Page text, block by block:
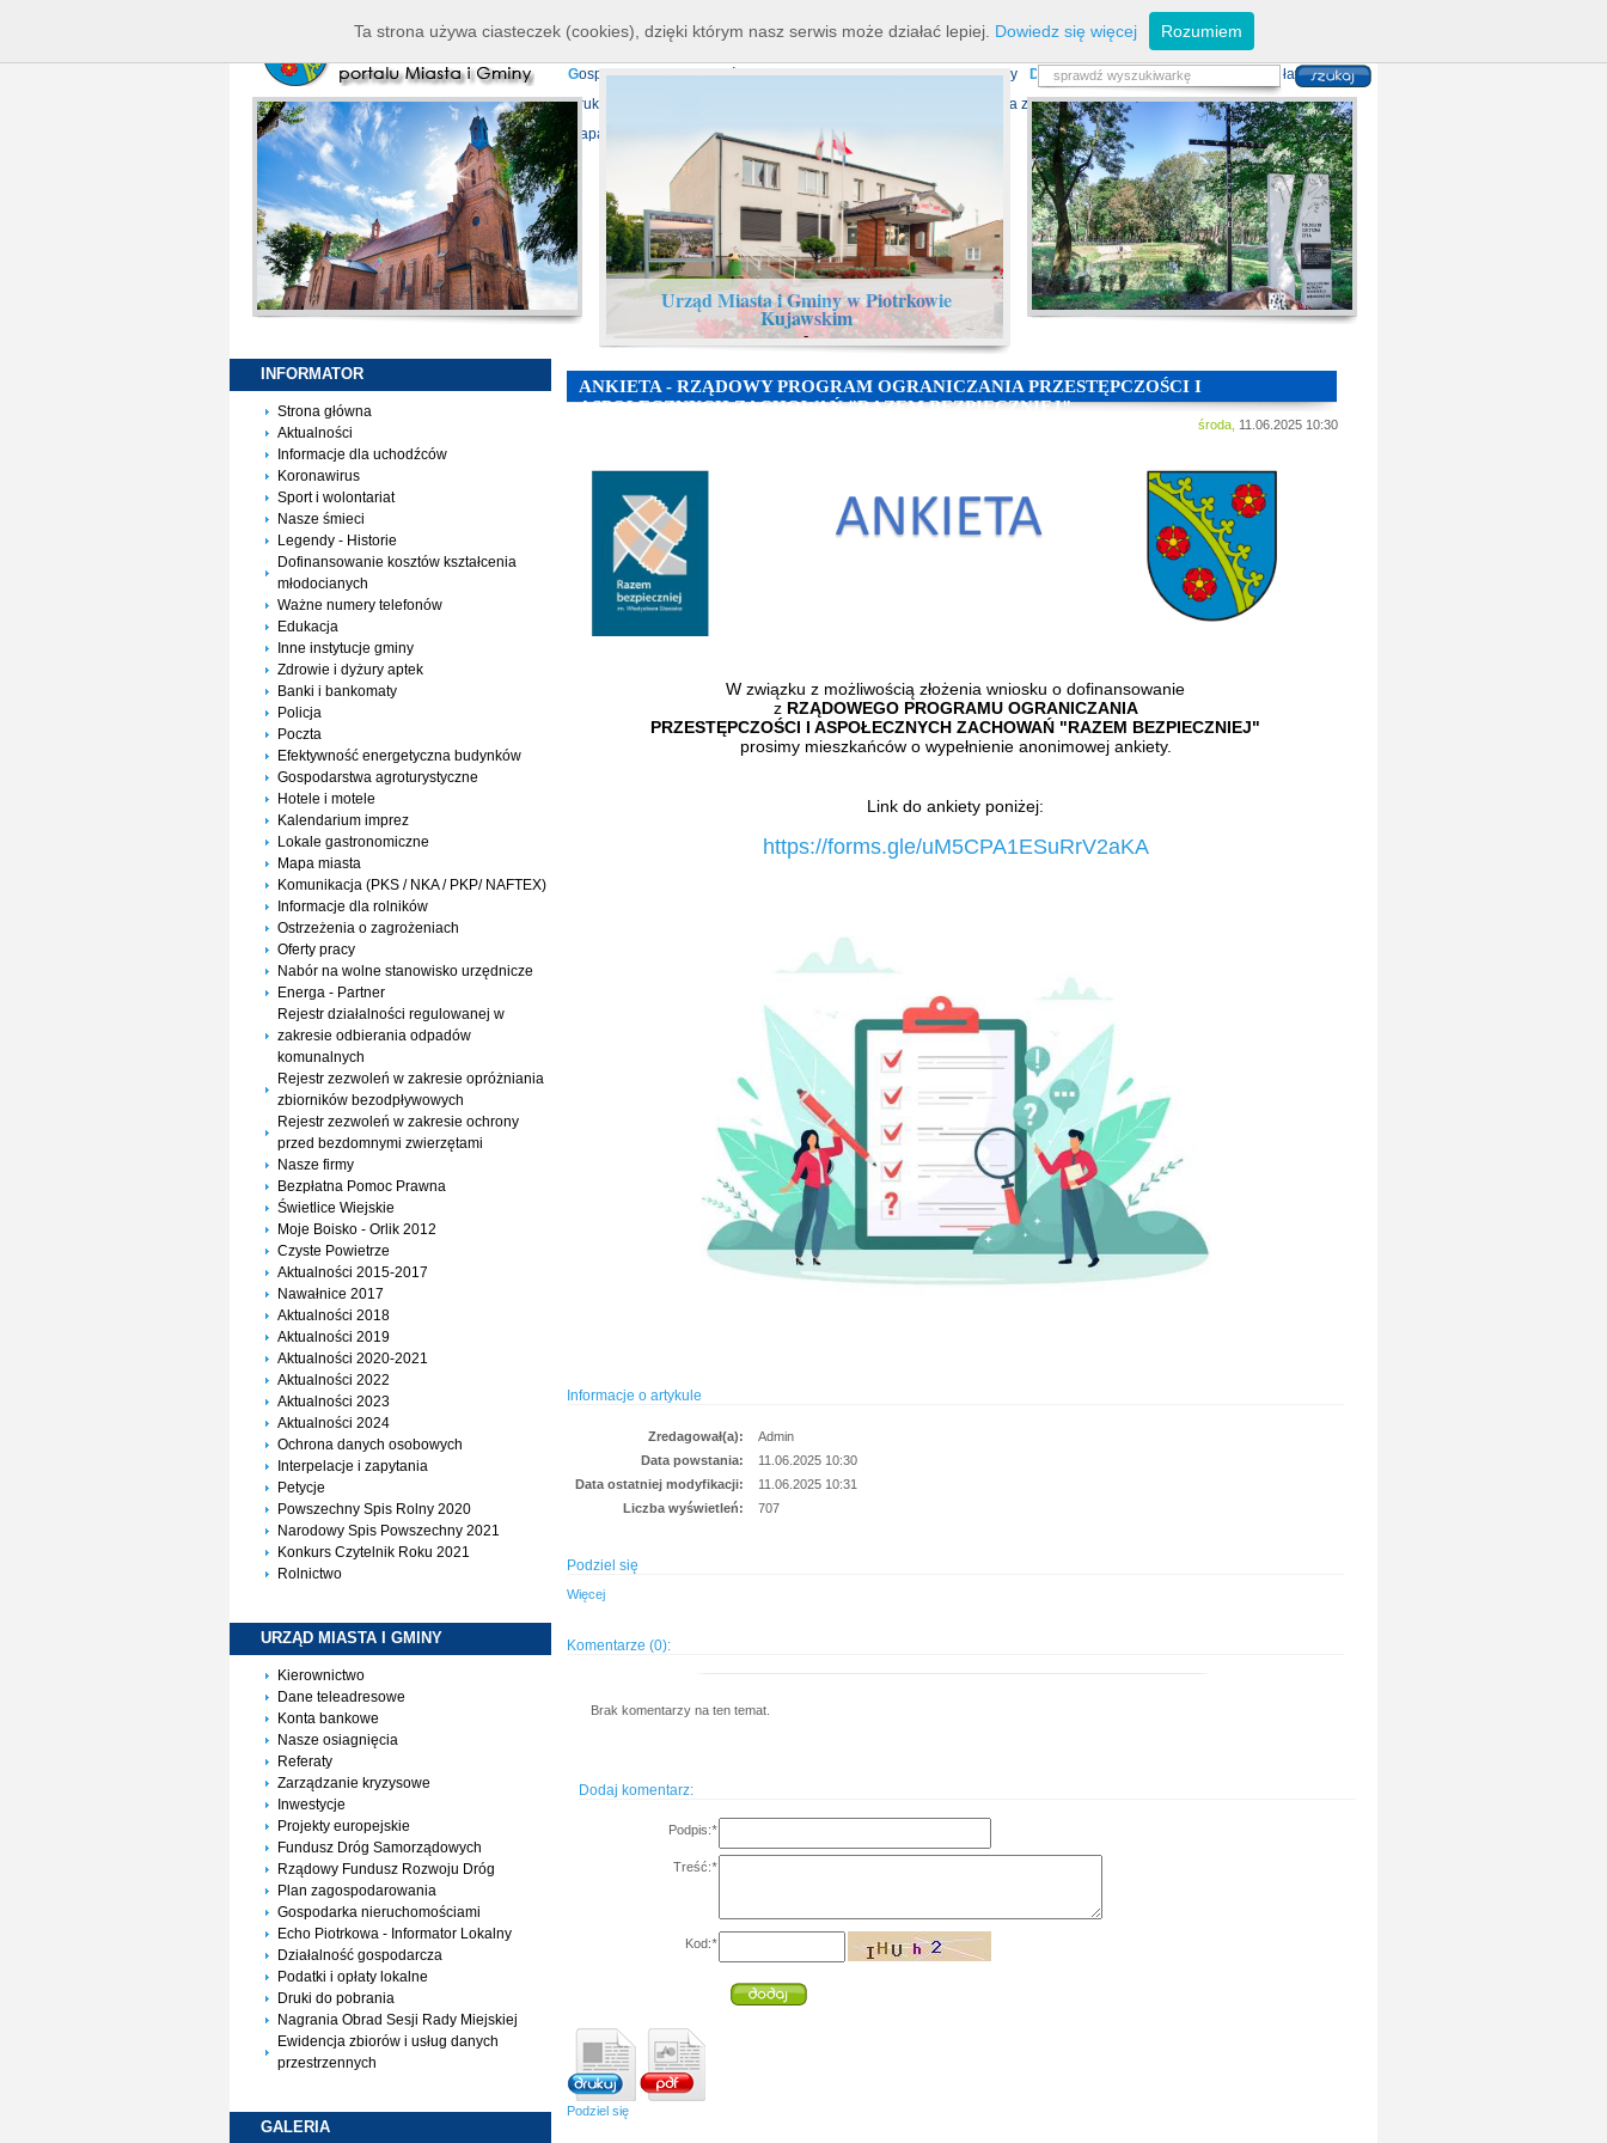
arządzanie kryzysowe
P
rojekty europejskie undusz Dróg Samorządowych ządowy Fundusz Rozwoju Dróg
lan zagospodarowania
Gospodarka nieruchomościami Echo Piotrkowa - Informator Lokalny D ziałalność gospodarcza
odatki i opłaty lokalne
D ruki do pobrania
widencja zbiorów i usług danych przestrzennych
Mapa serwisu
Urząd Miasta i Gminy w Piotrkowie
Kujawskim
-
INFORMATOR
Strona główna
Aktualności
Informacje dla uchodźców
Koronawirus
Sport i wolontariat
Nasze śmieci
Legendy - Historie
Dofinansowanie kosztów kształcenia
młodocianych
Ważne numery telefonów
Edukacja
Inne instytucje gminy
Zdrowie i dyżury aptek
Banki i bankomaty
Policja
Poczta
Efektywność energetyczna budynków
Gospodarstwa agroturystyczne
Hotele i motele
Kalendarium imprez
Lokale gastronomiczne
Mapa miasta
Komunikacja (PKS / NKA / PKP/ NAFTEX)
Informacje dla rolników
Ostrzeżenia o zagrożeniach
Oferty pracy
Nabór na wolne stanowisko urzędnicze
Energa - Partner
Rejestr działalności regulowanej w
zakresie odbierania odpadów
komunalnych
Rejestr zezwoleń w zakresie opróżniania
zbiorników bezodpływowych
Rejestr zezwoleń w zakresie ochrony
przed bezdomnymi zwierzętami
Nasze firmy
Bezpłatna Pomoc Prawna
Świetlice Wiejskie
Moje Boisko - Orlik 2012
Czyste Powietrze
Aktualności 2015-2017
Nawałnice 2017
Aktualności 2018
Aktualności 2019
Aktualności 2020-2021
Aktualności 2022
Aktualności 2023
Aktualności 2024
Ochrona danych osobowych
Interpelacje i zapytania
Petycje
Powszechny Spis Rolny 2020
Narodowy Spis Powszechny 2021
Konkurs Czytelnik Roku 2021
Rolnictwo
URZĄD MIASTA I GMINY
Kierownictwo
Dane teleadresowe
Konta bankowe
Nasze osiagnięcia
Referaty
Zarządzanie kryzysowe
Inwestycje
Projekty europejskie
Fundusz Dróg Samorządowych
Rządowy Fundusz Rozwoju Dróg
Plan zagospodarowania
Gospodarka nieruchomościami
Echo Piotrkowa - Informator Lokalny
Działalność gospodarcza
Podatki i opłaty lokalne
Druki do pobrania
Nagrania Obrad Sesji Rady Miejskiej
Ewidencja zbiorów i usług danych
przestrzennych
GALERIA
ANKIETA - RZĄDOWY PROGRAM OGRANICZANIA PRZESTĘPCZOŚCI I
ASPOŁECZNYCH ZACHOWAŃ "RAZEM BEZPIECZNIEJ"
środa, 11.06.2025 10:30
W związku z możliwością złożenia wniosku o dofinansowanie
z RZĄDOWEGO PROGRAMU OGRANICZANIA
PRZESTĘPCZOŚCI I ASPOŁECZNYCH ZACHOWAŃ "RAZEM BEZPIECZNIEJ"
prosimy mieszkańców o wypełnienie anonimowej ankiety.
Link do ankiety poniżej:
https://forms.gle/uM5CPA1ESuRrV2aKA
Informacje o artykule
Zredagował(a):
Admin
Data powstania:
11.06.2025 10:30
Data ostatniej modyfikacji:
11.06.2025 10:31
Liczba wyświetleń:
707
Podziel się
Więcej
Komentarze (0):
Brak komentarzy na ten temat.
Dodaj komentarz:
Podpis:*
Treść:*
Kod:*
Podziel się
Ta strona używa ciasteczek (cookies), dzięki którym nasz serwis może działać lepiej. Dowiedz się więcej Rozumiem